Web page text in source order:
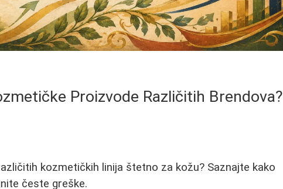
Proizvode Različitih Brendova?
kozmetičkih linija štetno za kožu? Saznajte kako
česte greške.